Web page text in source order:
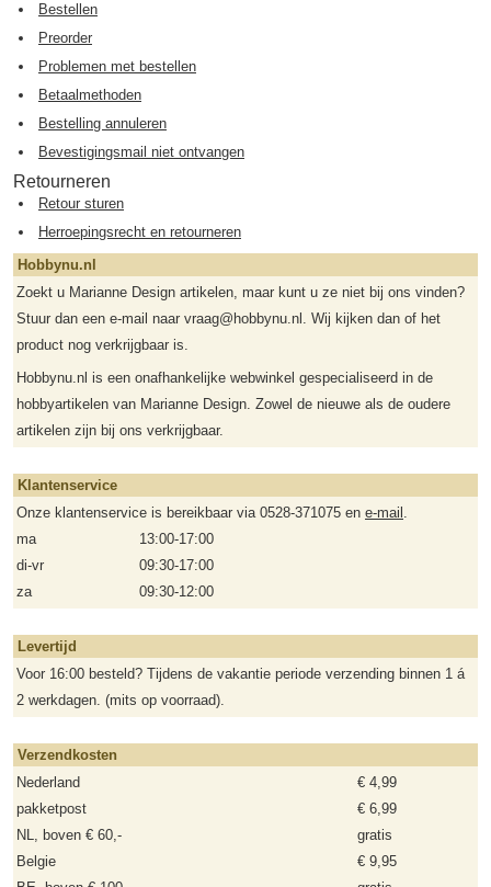
Bestellen
Preorder
Problemen met bestellen
Betaalmethoden
Bestelling annuleren
Bevestigingsmail niet ontvangen
Retourneren
Retour sturen
Herroepingsrecht en retourneren
Hobbynu.nl
Zoekt u Marianne Design artikelen, maar kunt u ze niet bij ons vinden?
Stuur dan een e-mail naar vraag@hobbynu.nl. Wij kijken dan of het
product nog verkrijgbaar is.
Hobbynu.nl is een onafhankelijke webwinkel gespecialiseerd in de
hobbyartikelen van Marianne Design. Zowel de nieuwe als de oudere
artikelen zijn bij ons verkrijgbaar.
Klantenservice
Onze klantenservice is bereikbaar via 0528-371075 en e-mail .
ma
13:00-17:00
di-vr
09:30-17:00
za
09:30-12:00
Levertijd
Voor 16:00 besteld? Tijdens de vakantie periode verzending binnen 1 á
2 werkdagen. (mits op voorraad).
Verzendkosten
Nederland
€ 4,99
pakketpost
€ 6,99
NL, boven € 60,-
gratis
Belgie
€ 9,95